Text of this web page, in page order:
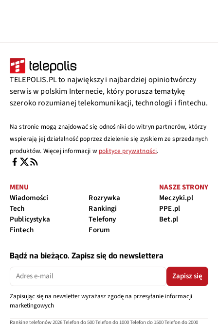
TELEPOLIS.PL to największy i najbardziej opiniotwórczy
serwis w polskim Internecie, który porusza tematykę
szeroko rozumianej telekomunikacji, technologii i fintechu.
Na stronie mogą znajdować się odnośniki do witryn partnerów, którzy
wspierają jej działalność poprzez dzielenie się zyskiem ze sprzedanych
produktów. Więcej informacji w polityce prywatności.
MENU
Wiadomości
Tech
Publicystyka
Fintech
Rozrywka
Rankingi
Telefony
Forum
NASZE STRONY
Meczyki.pl
PPE.pl
Bet.pl
Bądź na bieżąco. Zapisz się do newslettera
Zapisz się
Zapisując się na newsletter wyrażasz zgodę na przesyłanie informacji
marketingowych
Ranking telefonów 2026Telefon do 500Telefon do 1000Telefon do 1500Telefon do 2000